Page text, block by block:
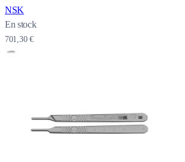
NSK
En stock
701,30 €